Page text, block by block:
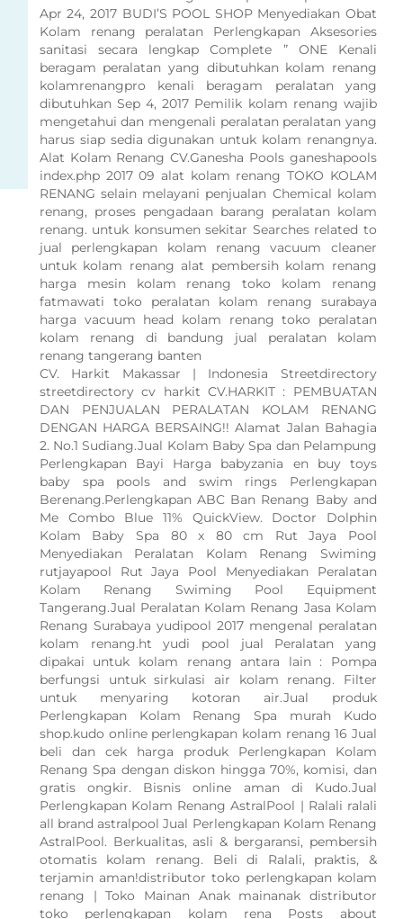
Apr 24, 2017 BUDI’S POOL SHOP Menyediakan Obat
Kolam renang peralatan Perlengkapan Aksesories
sanitasi secara lengkap Complete ” ONE Kenali
beragam peralatan yang dibutuhkan kolam renang
kolamrenangpro kenali beragam peralatan yang
dibutuhkan Sep 4, 2017 Pemilik kolam renang wajib
mengetahui dan mengenali peralatan peralatan yang
harus siap sedia digunakan untuk kolam renangnya.
Alat Kolam Renang CV.Ganesha Pools ganeshapools
index.php 2017 09 alat kolam renang TOKO KOLAM
RENANG selain melayani penjualan Chemical kolam
renang, proses pengadaan barang peralatan kolam
renang. untuk konsumen sekitar Searches related to
jual perlengkapan kolam renang vacuum cleaner
untuk kolam renang alat pembersih kolam renang
harga mesin kolam renang toko kolam renang
fatmawati toko peralatan kolam renang surabaya
harga vacuum head kolam renang toko peralatan
kolam renang di bandung jual peralatan kolam
renang tangerang banten
CV. Harkit Makassar | Indonesia Streetdirectory
streetdirectory cv harkit CV.HARKIT : PEMBUATAN
DAN PENJUALAN PERALATAN KOLAM RENANG
DENGAN HARGA BERSAING!! Alamat Jalan Bahagia
2. No.1 Sudiang.Jual Kolam Baby Spa dan Pelampung
Perlengkapan Bayi Harga babyzania en buy toys
baby spa pools and swim rings Perlengkapan
Berenang.Perlengkapan ABC Ban Renang Baby and
Me Combo Blue 11% QuickView. Doctor Dolphin
Kolam Baby Spa 80 x 80 cm Rut Jaya Pool
Menyediakan Peralatan Kolam Renang Swiming
rutjayapool Rut Jaya Pool Menyediakan Peralatan
Kolam Renang Swiming Pool Equipment
Tangerang.Jual Peralatan Kolam Renang Jasa Kolam
Renang Surabaya yudipool 2017 mengenal peralatan
kolam renang.ht yudi pool jual Peralatan yang
dipakai untuk kolam renang antara lain : Pompa
berfungsi untuk sirkulasi air kolam renang. Filter
untuk menyaring kotoran air.Jual produk
Perlengkapan Kolam Renang Spa murah Kudo
shop.kudo online perlengkapan kolam renang 16 Jual
beli dan cek harga produk Perlengkapan Kolam
Renang Spa dengan diskon hingga 70%, komisi, dan
gratis ongkir. Bisnis online aman di Kudo.Jual
Perlengkapan Kolam Renang AstralPool | Ralali ralali
all brand astralpool Jual Perlengkapan Kolam Renang
AstralPool. Berkualitas, asli & bergaransi, pembersih
otomatis kolam renang. Beli di Ralali, praktis, &
terjamin aman!distributor toko perlengkapan kolam
renang | Toko Mainan Anak mainanak distributor
toko perlengkapan kolam rena Posts about